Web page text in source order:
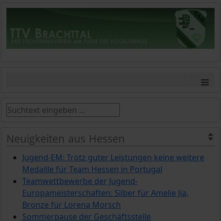
≡
Neuigkeiten aus Hessen
Jugend-EM: Trotz guter Leistungen keine weitere
Medaille für Team Hessen in Portugal
Teamwettbewerbe der Jugend-
Europameisterschaften: Silber für Amelie Jia,
Bronze für Lorena Morsch
Sommerpause der Geschäftsstelle